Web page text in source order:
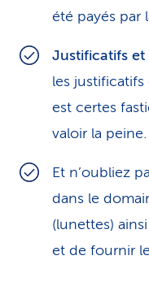
été payés par
Justificatifs et
les justificatifs
est certes
valoir la peine.
Et n’oubliez
dans le
(lunettes)
et de fournir